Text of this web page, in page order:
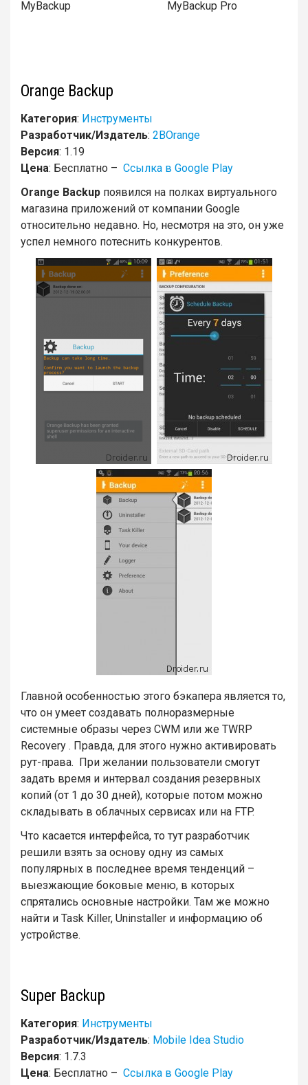
MyBackup MyBackup Pro
Orange Backup
Категория: Инструменты
Разработчик/Издатель: 2BOrange
Версия: 1.19
Цена: Бесплатно – Ссылка в Google Play
Orange Backup появился на полках виртуального
магазина приложений от компании Google
относительно недавно. Но, несмотря на это, он уже
успел немного потеснить конкурентов.
Главной особенностью этого бэкапера является то,
что он умеет создавать полноразмерные
системные образы через CWM или же TWRP
Recovery . Правда, для этого нужно активировать
рут-права. При желании пользователи смогут
задать время и интервал создания резервных
копий (от 1 до 30 дней), которые потом можно
складывать в облачных сервисах или на FTP.
Что касается интерфейса, то тут разработчик
решили взять за основу одну из самых
популярных в последнее время тенденций –
выезжающие боковые меню, в которых
спрятались основные настройки. Там же можно
найти и Task Killer, Uninstaller и информацию об
устройстве.
Super Backup
Категория: Инструменты
Разработчик/Издатель: Mobile Idea Studio
Версия: 1.7.3
Цена: Бесплатно – Ссылка в Google Play